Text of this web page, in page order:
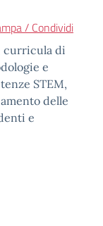
/ Condividi
curricula di
e
STEM,
delle
e